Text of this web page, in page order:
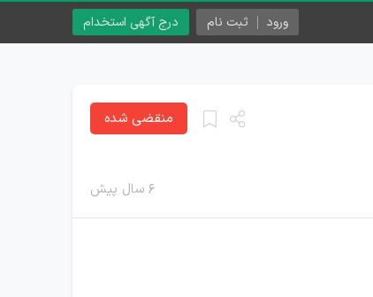
درج آگهی استخدام ورود ثبت نام
۶ سال پیش
منقضی شده